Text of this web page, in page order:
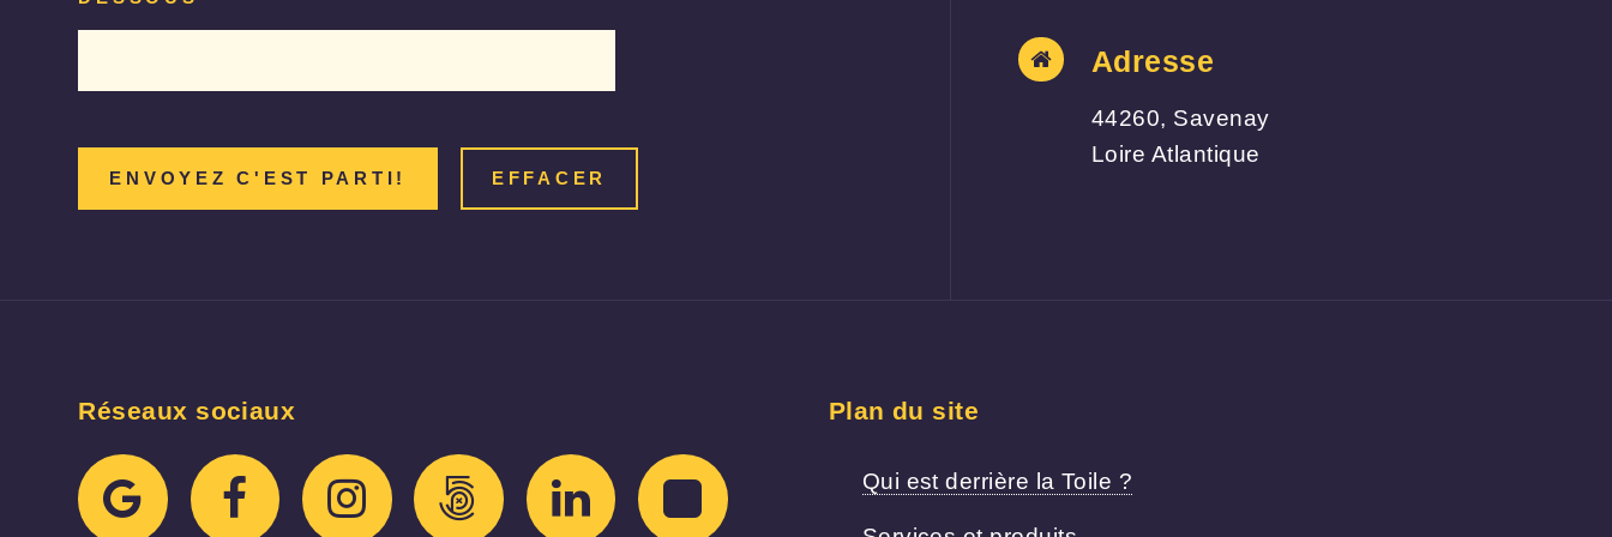
Adresse
44260, Savenay
Loire Atlantique
Réseaux sociaux Plan du site
Qui est derrière la Toile ?